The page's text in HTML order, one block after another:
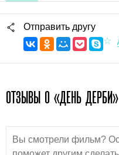
Отправить другу
ОТЗЫВЫ О «ДЕНЬ ДЕРБИ»